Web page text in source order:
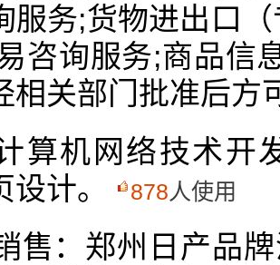
服务;货物进出口
咨询服务;商品信
相关部门批准后方
算机网络技术开
计。
878人使用
售：郑州日产品